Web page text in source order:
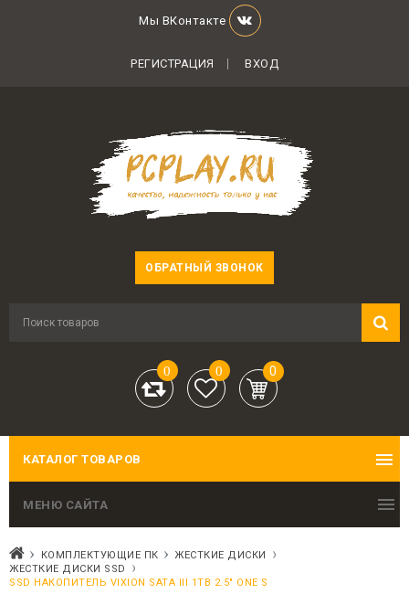
Мы ВКонтакте
РЕГИСТРАЦИЯ ВХОД
ОБРАТНЫЙ ЗВОНОК
0
0
0
КАТАЛОГ ТОВАРОВ
МЕНЮ САЙТА
КОМПЛЕКТУЮЩИЕ ПК
ЖЕСТКИЕ ДИСКИ
ЖЕСТКИЕ ДИСКИ SSD
SSD НАКОПИТЕЛЬ VIXION SATA III 1TB 2.5" ONE S